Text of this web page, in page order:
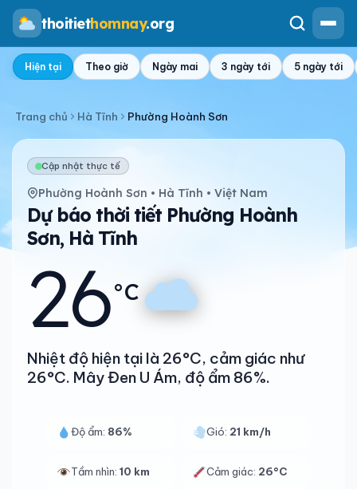
thoitiethomnay.org
Hiện tại Theo giờ Ngày mai 3 ngày tới 5 ngày tới
Trang chủ Hà Tĩnh Phường Hoành Sơn
Cập nhật thực tế
Phường Hoành Sơn • Hà Tĩnh • Việt Nam
Dự báo thời tiết Phường Hoành
Sơn, Hà Tĩnh
26°C
Nhiệt độ hiện tại là 26°C, cảm giác như
26°C. Mây Đen U Ám, độ ẩm 86%.
Độ ẩm: 86% Gió: 21 km/h
Tầm nhìn: 10 km Cảm giác: 26°C